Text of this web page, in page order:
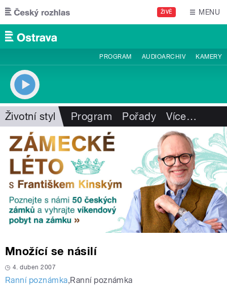
Přejít k hlavnímu obsahu
ŽIVĚ MENU
PROGRAM AUDIOARCHIV KAMERY
Životní styl Program Pořady Více…
Množící se násilí
4. duben 2007
Ranní poznámka,Ranní poznámka